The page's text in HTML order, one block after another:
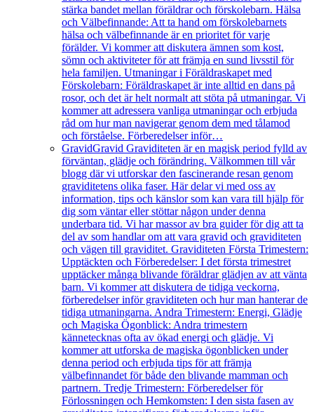
stärka bandet mellan föräldrar och förskolebarn. Hälsa
och Välbefinnande: Att ta hand om förskolebarnets
hälsa och välbefinnande är en prioritet för varje
förälder. Vi kommer att diskutera ämnen som kost,
sömn och aktiviteter för att främja en sund livsstil för
hela familjen. Utmaningar i Föräldraskapet med
Förskolebarn: Föräldraskapet är inte alltid en dans på
rosor, och det är helt normalt att stöta på utmaningar. Vi
kommer att adressera vanliga utmaningar och erbjuda
råd om hur man navigerar genom dem med tålamod
och förståelse. Förberedelser inför…
GravidGravid Graviditeten är en magisk period fylld av
förväntan, glädje och förändring. Välkommen till vår
blogg där vi utforskar den fascinerande resan genom
graviditetens olika faser. Här delar vi med oss av
information, tips och känslor som kan vara till hjälp för
dig som väntar eller stöttar någon under denna
underbara tid. Vi har massor av bra guider för dig att ta
del av som handlar om att vara gravid och graviditeten
och vägen till graviditet. Graviditeten Första Trimestern:
Upptäckten och Förberedelser: I det första trimestret
upptäcker många blivande föräldrar glädjen av att vänta
barn. Vi kommer att diskutera de tidiga veckorna,
förberedelser inför graviditeten och hur man hanterar de
tidiga utmaningarna. Andra Trimestern: Energi, Glädje
och Magiska Ögonblick: Andra trimestern
kännetecknas ofta av ökad energi och glädje. Vi
kommer att utforska de magiska ögonblicken under
denna period och erbjuda tips för att främja
välbefinnandet för både den blivande mamman och
partnern. Tredje Trimestern: Förberedelser för
Förlossningen och Hemkomsten: I den sista fasen av